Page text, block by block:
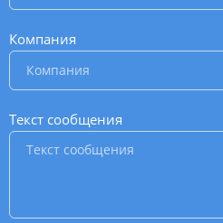
Компания
Текст сообщения